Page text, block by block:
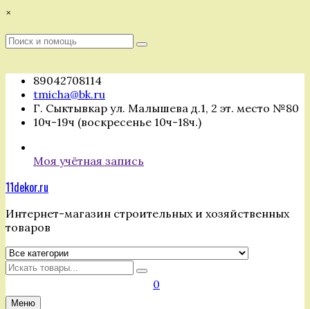
Перейти
содержимому
×
Поиск
Поиск
89042708114
tmicha@bk.ru
Г. Сыктывкар ул. Малышева д.1, 2 эт. место №80
10ч-19ч (воскресенье 10ч-18ч.)
Моя учётная запись
11dekor.ru
Интернет-магазин строительных и хозяйственных
товаров
Искать
0
Меню